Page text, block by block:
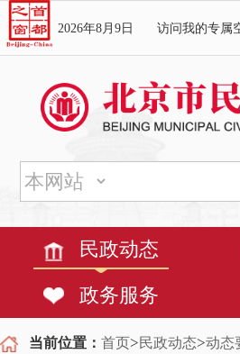
2026年8月9日 访问我的专属
民政动态
政务服务
当前位置： 首页>民政动态>动态